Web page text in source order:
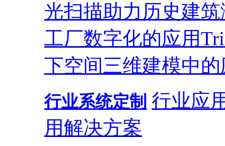
光扫描助力历史建
工厂数字化的应用
下空间三维建模中
行业系统定制 行业应
用解决方案